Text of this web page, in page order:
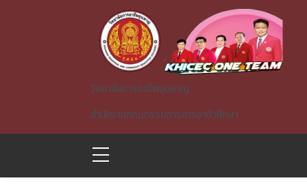
วิทยาลัยการอาชีพขุนหาญ
สำนักงานคณะกรรมการการอาชีวศึกษา